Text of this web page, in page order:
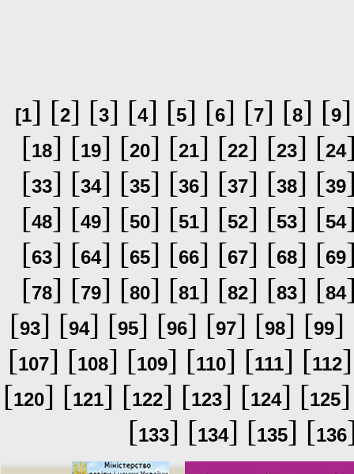
[1] [2] [3] [4] [5] [6] [7] [8] [9
[18] [19] [20] [21] [22] [23] [24
[33] [34] [35] [36] [37] [38] [39
[48] [49] [50] [51] [52] [53] [54
[63] [64] [65] [66] [67] [68] [69
[78] [79] [80] [81] [82] [83] [84
[93] [94] [95] [96] [97] [98] [99]
[107] [108] [109] [110] [111] [112
[120] [121] [122] [123] [124] [125
[133] [134] [135] [136